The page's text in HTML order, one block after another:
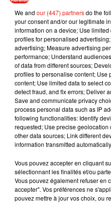
indique d’ailleurs le bureau
de l’Utah qui ne peut pas se
shérif local a donc ouvert
l’origine du monolithe et
dérobé. Quelle histoire !
Musique
Julien Lieb
dans son
Madonna
We and our (447) partnersdo the
your consent and/or our legitimate
information on a device; Use
profiles for personalised
advertising; Measure advertising
performance; Understand
of data from different sources;
profiles to personalise content; Use
content; Use limited data to select
detect fraud, and fix errors; Deliver
Save and communicate privacy
process personal data such as IP
following functionalities: Identify
requested; Use precise
other data sources; Link different
information transmitted
Vous pouvez accepter en cliquant
sélectionnant les finalités et/ou
Vous pouvez également refuser en
accepter". Vos préférences ne
pouvez mettre à jour vos choix, ou